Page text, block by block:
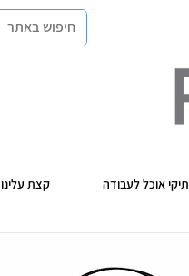
תיקי אוכל לעבודה קצת עלינו